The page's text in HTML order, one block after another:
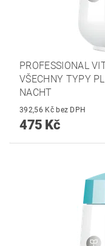
PROFESSIONAL
VŠECHNY TYPY
NACHT
392,56 Kč bez DPH
475 Kč